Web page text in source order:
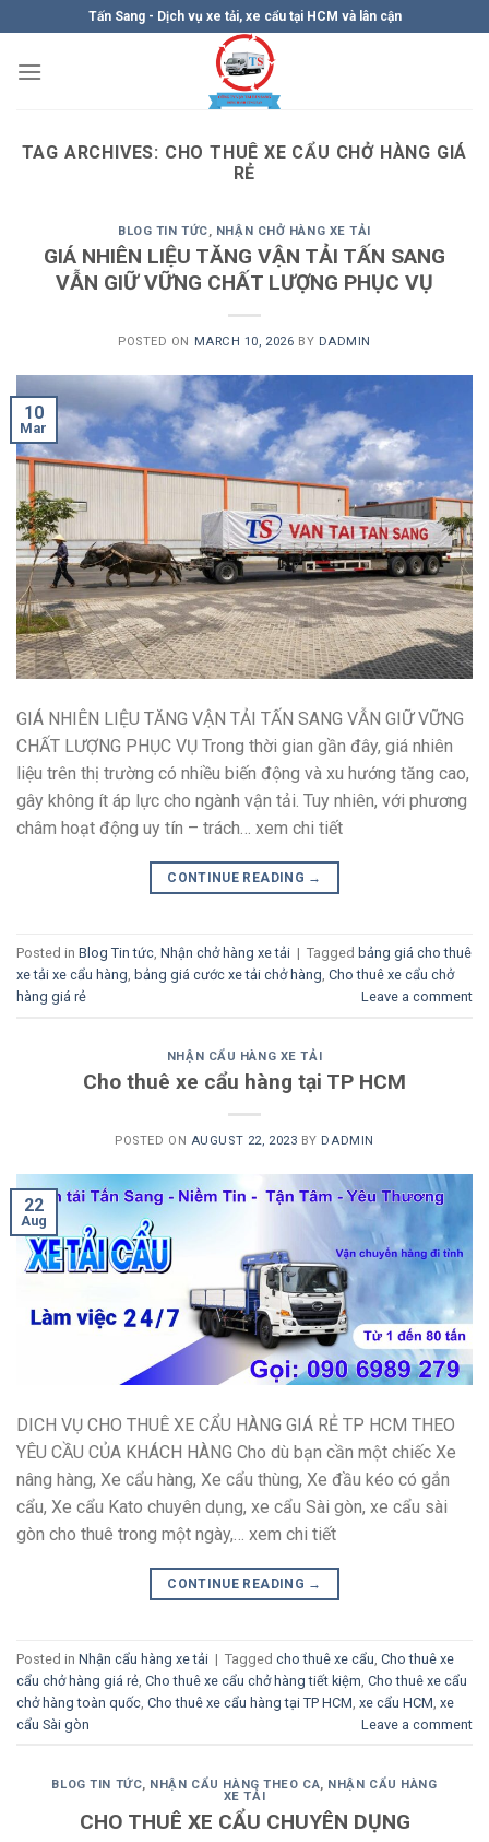
content
Tấn Sang - Dịch vụ xe tải, xe cẩu tại HCM và lân cận
TAG ARCHIVES: CHO THUÊ XE CẨU CHỞ HÀNG GIÁ
RẺ
BLOG TIN TỨC, NHẬN CHỞ HÀNG XE TẢI
GIÁ NHIÊN LIỆU TĂNG VẬN TẢI TẤN SANG
VẪN GIỮ VỮNG CHẤT LƯỢNG PHỤC VỤ
POSTED ON MARCH 10, 2026 BY DADMIN
10
Mar
GIÁ NHIÊN LIỆU TĂNG VẬN TẢI TẤN SANG VẪN GIỮ VỮNG
CHẤT LƯỢNG PHỤC VỤ Trong thời gian gần đây, giá nhiên
liệu trên thị trường có nhiều biến động và xu hướng tăng cao,
gây không ít áp lực cho ngành vận tải. Tuy nhiên, với phương
châm hoạt động uy tín – trách… xem chi tiết
CONTINUE READING →
Posted in Blog Tin tức Nhận chở hàng xe tải | Tagged bảng giá cho thuê
xe tải xe cẩu hàng bảng giá cước xe tải chở hàng Cho thuê xe cẩu chở
hàng giá rẻ
Leave a comment
NHẬN CẨU HÀNG XE TẢI
Cho thuê xe cẩu hàng tại TP HCM
POSTED ON AUGUST 22, 2023 BY DADMIN
22
Aug
DICH VỤ CHO THUÊ XE CẨU HÀNG GIÁ RẺ TP HCM THEO
YÊU CẦU CỦA KHÁCH HÀNG Cho dù bạn cần một chiếc Xe
nâng hàng, Xe cẩu hàng, Xe cẩu thùng, Xe đầu kéo có gắn
cẩu, Xe cẩu Kato chuyên dụng, xe cẩu Sài gòn, xe cẩu sài
gòn cho thuê trong một ngày,… xem chi tiết
CONTINUE READING →
Posted in Nhận cẩu hàng xe tải | Tagged cho thuê xe cẩu Cho thuê xe
cẩu chở hàng giá rẻ Cho thuê xe cẩu chở hàng tiết kiệm Cho thuê xe cẩu
chở hàng toàn quốc Cho thuê xe cẩu hàng tại TP HCM xe cẩu HCM xe
cẩu Sài gòn
Leave a comment
BLOG TIN TỨC, NHẬN CẨU HÀNG THEO CA, NHẬN CẨU HÀNG
XE TẢI
CHO THUÊ XE CẨU CHUYÊN DỤNG